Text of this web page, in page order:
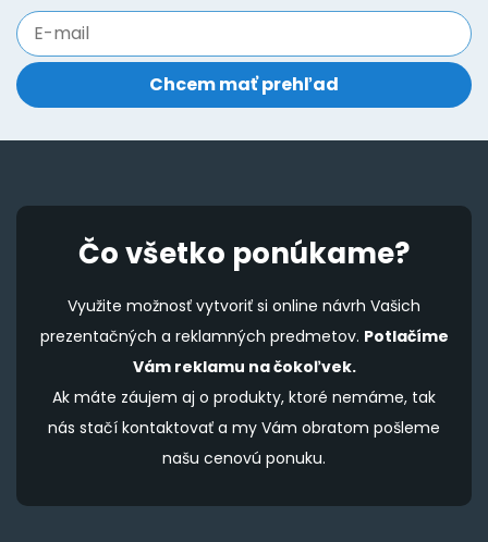
Čo všetko ponúkame?
Využite možnosť vytvoriť si online návrh Vašich
prezentačných a reklamných predmetov. Potlačíme
Vám reklamu na čokoľvek.
Ak máte záujem aj o produkty, ktoré nemáme, tak
nás stačí kontaktovať a my Vám obratom pošleme
našu cenovú ponuku.